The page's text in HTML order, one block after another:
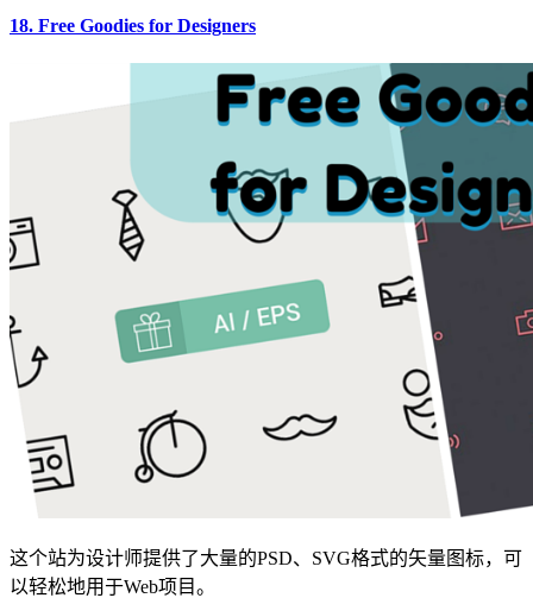
18. Free Goodies for Designers
这个站为设计师提供了大量的PSD、SVG格式的矢量图标，可
以轻松地用于Web项目。